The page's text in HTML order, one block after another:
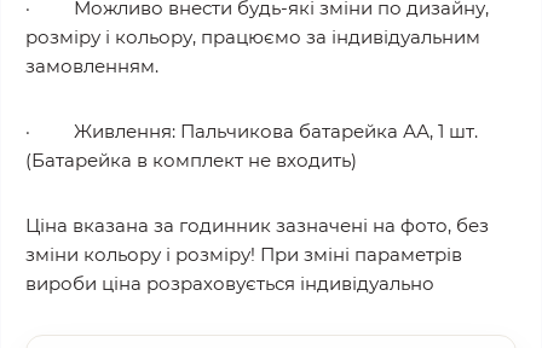
· Можливо внести будь-які зміни по дизайну,
розміру і кольору, працюємо за індивідуальним
замовленням.
· Живлення: Пальчикова батарейка АА, 1 шт.
(Батарейка в комплект не входить)
Ціна вказана за годинник зазначені на фото, без
зміни кольору і розміру! При зміні параметрів
вироби ціна розраховується індивідуально